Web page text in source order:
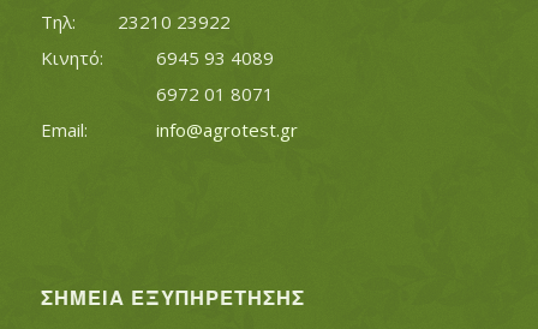
Τηλ:		23210 23922
Κινητό:		6945 93 4089
			6972 01 8071
info@agrotest.gr
ΣΗΜΕΊΑ ΕΞΥΠΗΡΈΤΗΣΗΣ